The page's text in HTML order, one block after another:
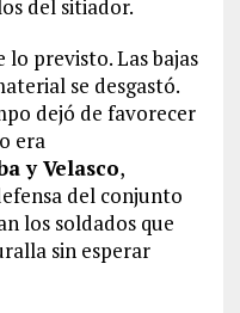
del sitiador.
lo previsto. Las bajas
se desgastó.
dejó de favorecer
era
y Velasco,
del conjunto
los soldados que
sin esperar